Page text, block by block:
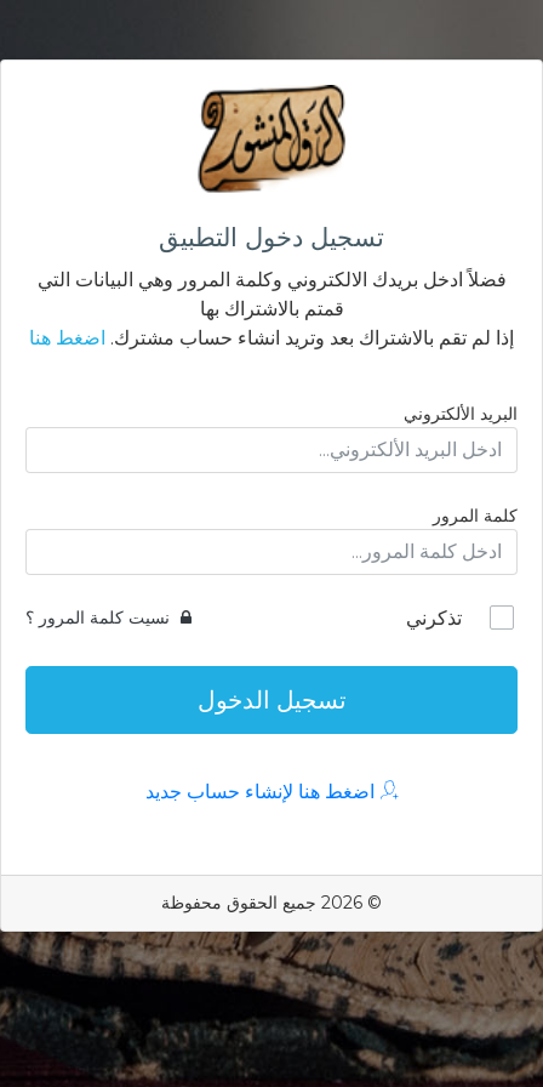
تسجيل دخول التطبيق
فضلاً ادخل بريدك الالكتروني وكلمة المرور وهي البيانات التي
قمتم بالاشتراك بها
إذا لم تقم بالاشتراك بعد وتريد انشاء حساب مشترك. اضغط هنا
البريد الألكتروني
كلمة المرور
تذكرني نسيت كلمة المرور ؟
تسجيل الدخول
اضغط هنا لإنشاء حساب جديد
© 2026 جميع الحقوق محفوظة